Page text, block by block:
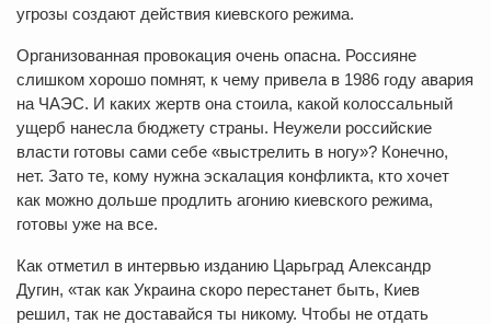
угрозы создают действия киевского режима.
Организованная провокация очень опасна. Россияне
слишком хорошо помнят, к чему привела в 1986 году авария
на ЧАЭС. И каких жертв она стоила, какой колоссальный
ущерб нанесла бюджету страны. Неужели российские
власти готовы сами себе «выстрелить в ногу»? Конечно,
нет. Зато те, кому нужна эскалация конфликта, кто хочет
как можно дольше продлить агонию киевского режима,
готовы уже на все.
Как отметил в интервью изданию Царьград Александр
Дугин, «так как Украина скоро перестанет быть, Киев
решил, так не доставайся ты никому. Чтобы не отдать